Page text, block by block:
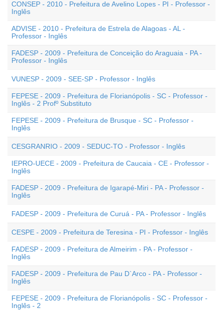
CONSEP - 2010 - Prefeitura de Avelino Lopes - PI - Professor -
Inglês
ADVISE - 2010 - Prefeitura de Estrela de Alagoas - AL -
Professor - Inglês
FADESP - 2009 - Prefeitura de Conceição do Araguaia - PA -
Professor - Inglês
VUNESP - 2009 - SEE-SP - Professor - Inglês
FEPESE - 2009 - Prefeitura de Florianópolis - SC - Professor -
Inglês - 2 Profº Substituto
FEPESE - 2009 - Prefeitura de Brusque - SC - Professor -
Inglês
CESGRANRIO - 2009 - SEDUC-TO - Professor - Inglês
IEPRO-UECE - 2009 - Prefeitura de Caucaia - CE - Professor -
Inglês
FADESP - 2009 - Prefeitura de Igarapé-Miri - PA - Professor -
Inglês
FADESP - 2009 - Prefeitura de Curuá - PA - Professor - Inglês
CESPE - 2009 - Prefeitura de Teresina - PI - Professor - Inglês
FADESP - 2009 - Prefeitura de Almeirim - PA - Professor -
Inglês
FADESP - 2009 - Prefeitura de Pau D`Arco - PA - Professor -
Inglês
FEPESE - 2009 - Prefeitura de Florianópolis - SC - Professor -
Inglês - 2